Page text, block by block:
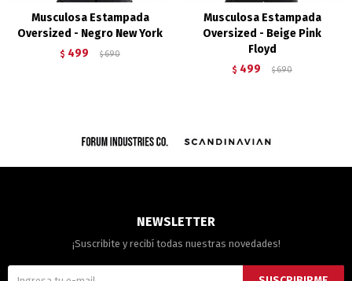
Musculosa Estampada
Oversized - Negro New York
$ 499 $ 690
Musculosa Estampada
Oversized - Beige Pink
Floyd
$ 499 $ 690
NEWSLETTER
¡Suscribite y recibí todas nuestras novedades!